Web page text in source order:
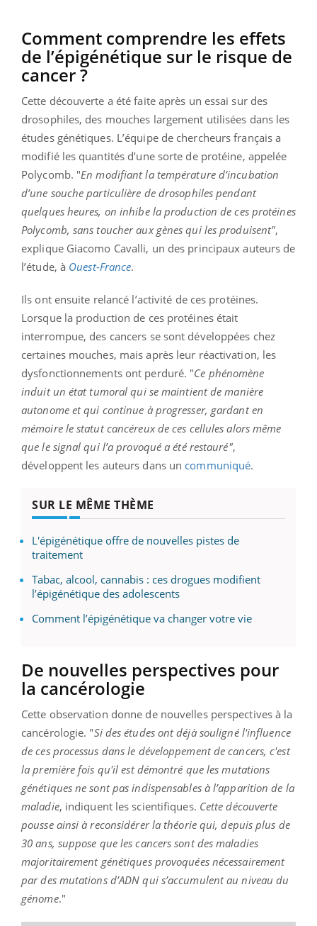
Comment comprendre les effets
de l’épigénétique sur le risque de
cancer ?
Cette découverte a été faite après un essai sur des
drosophiles, des mouches largement utilisées dans les
études génétiques. L’équipe de chercheurs français a
modifié les quantités d’une sorte de protéine, appelée
Polycomb. "En modifiant la température d’incubation
d’une souche particulière de drosophiles pendant
quelques heures, on inhibe la production de ces protéines
Polycomb, sans toucher aux gènes qui les produisent",
explique Giacomo Cavalli, un des principaux auteurs de
l’étude, à Ouest-France.
Ils ont ensuite relancé l’activité de ces protéines.
Lorsque la production de ces protéines était
interrompue, des cancers se sont développées chez
certaines mouches, mais après leur réactivation, les
dysfonctionnements ont perduré. "Ce phénomène
induit un état tumoral qui se maintient de manière
autonome et qui continue à progresser, gardant en
mémoire le statut cancéreux de ces cellules alors même
que le signal qui l’a provoqué a été restauré",
développent les auteurs dans un communiqué.
SUR LE MÊME THÈME
L'épigénétique offre de nouvelles pistes de
traitement
Tabac, alcool, cannabis : ces drogues modifient
l’épigénétique des adolescents
Comment l’épigénétique va changer votre vie
De nouvelles perspectives pour
la cancérologie
Cette observation donne de nouvelles perspectives à la
cancérologie. "Si des études ont déjà souligné l'influence
de ces processus dans le développement de cancers, c'est
la première fois qu'il est démontré que les mutations
génétiques ne sont pas indispensables à l’apparition de la
maladie, indiquent les scientifiques. Cette découverte
pousse ainsi à reconsidérer la théorie qui, depuis plus de
30 ans, suppose que les cancers sont des maladies
majoritairement génétiques provoquées nécessairement
par des mutations d’ADN qui s’accumulent au niveau du
génome."